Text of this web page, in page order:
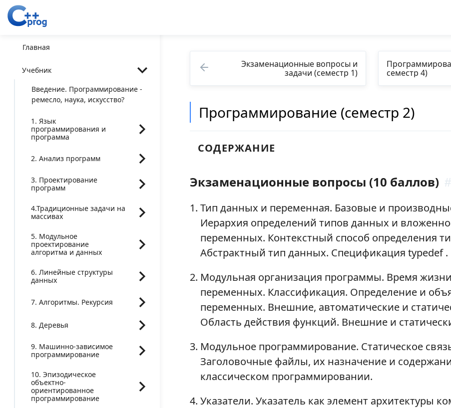
Главная
Учебник
Введение. Программирование -
ремесло, наука, искусство?
1. Язык
программирования и
программа
2. Анализ программ
3. Проектирование
программ
4.Традиционные задачи на
массивах
5. Модульное
проектирование
алгоритма и данных
6. Линейные структуры
данных
7. Алгоритмы. Рекурсия
8. Деревья
9. Машинно-зависимое
программирование
10. Эпизодическое
объектно-
ориентированное
программирование
Экзаменационные вопросы и
задачи (семестр 1)
Программирование
семестр 4)
Программирование (семестр 2)
СОДЕРЖАНИЕ
Экзаменационные задачи (25 баллов)
Тестовые задания (по 3 балла за тест, но не более 10)
Экзаменационные вопросы (10 баллов) #
Тип данных и переменная. Базовые и
Иерархия определений типов данных и
переменных. Контекстный способ определения
Абстрактный тип данных. Спецификация typedef .
Модульная организация программы. Время
переменных. Классификация. Определение и
переменных. Внешние, автоматические и
Область действия функций. Внешние и
Модульное программирование. Статическое
Заголовочные файлы, их назначение и
классическом программировании.
Указатели. Указатель как элемент архитектуры